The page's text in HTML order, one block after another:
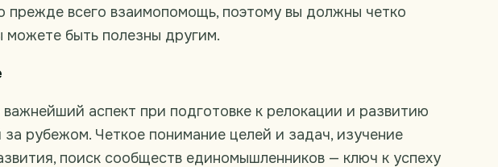
прежде всего взаимопомощь, поэтому вы должны четко
можете быть полезны другим.
аспект при подготовке к релокации и развитию
за рубежом. Четкое понимание целей и задач, изучение
поиск сообществ единомышленников — ключ к успеху